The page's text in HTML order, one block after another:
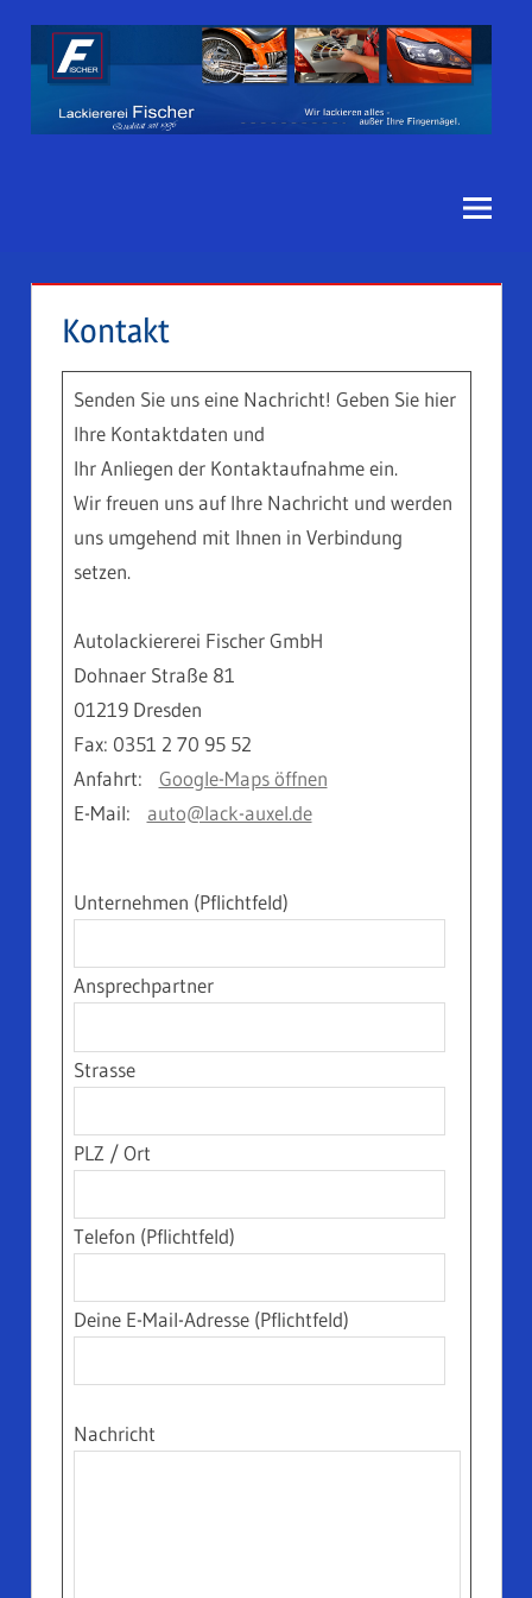
springen
Kontakt
Senden Sie uns eine Nachricht! Geben Sie hier
Ihre Kontaktdaten und
Ihr Anliegen der Kontaktaufnahme ein.
Wir freuen uns auf Ihre Nachricht und werden
uns umgehend mit Ihnen in Verbindung
setzen.
Autolackiererei Fischer GmbH
Dohnaer Straße 81
01219 Dresden
Fax: 0351 2 70 95 52
Anfahrt: Google-Maps öffnen
E-Mail: auto@lack-auxel.de
Unternehmen (Pflichtfeld)
Ansprechpartner
Strasse
PLZ / Ort
Telefon (Pflichtfeld)
Deine E-Mail-Adresse (Pflichtfeld)
Nachricht